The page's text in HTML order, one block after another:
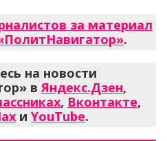
за материал
.
на новости
вЯндекс.Дзен,
, Вконтакте,
и YouTube.